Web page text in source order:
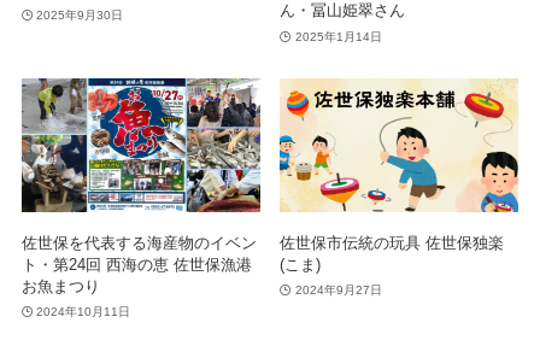
2025年9月30日
ん・冨山姫翠さん
2025年1月14日
佐世保を代表する海産物のイベン
ト・第24回 西海の恵 佐世保漁港
お魚まつり
2024年10月11日
佐世保市伝統の玩具 佐世保独楽
(こま)
2024年9月27日